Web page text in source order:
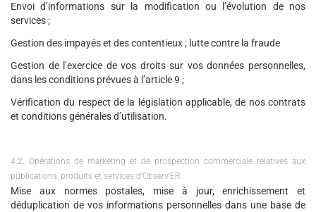
Envoi d’informations sur la modification ou l’évolution de nos
services ;
Gestion des impayés et des contentieux ; lutte contre la fraude
Gestion de l’exercice de vos droits sur vos données personnelles,
dans les conditions prévues à l’article 9 ;
Vérification du respect de la législation applicable, de nos contrats
et conditions générales d’utilisation.
4.2. Opérations de marketing et de prospection commerciale relatives aux
publications, produits et services d’Observ’ER
Mise aux normes postales, mise à jour, enrichissement et
déduplication de vos informations personnelles dans une base de